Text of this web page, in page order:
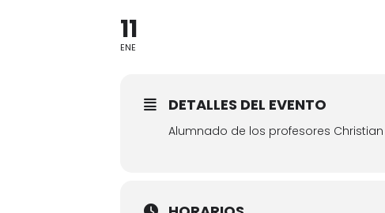
11
ENE
DETALLES DEL EVENTO
Alumnado de los profesores